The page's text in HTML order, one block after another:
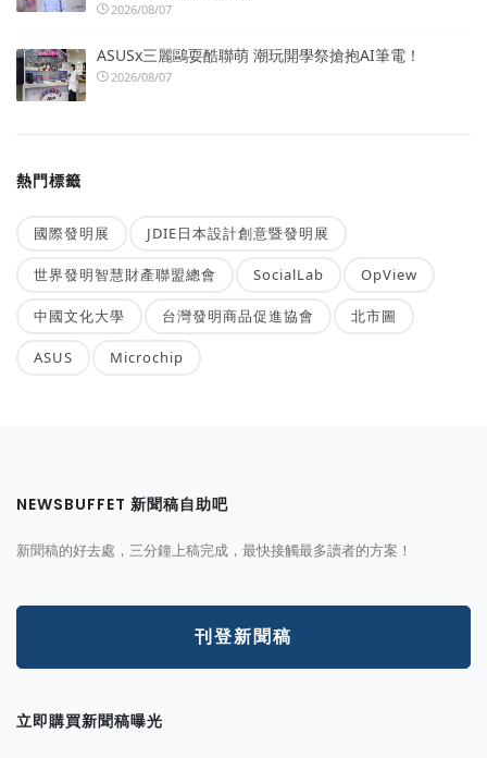
2026/08/07
ASUSx三麗鷗耍酷聯萌 潮玩開學祭搶抱AI筆電！
2026/08/07
熱門標籤
國際發明展 JDIE日本設計創意暨發明展
世界發明智慧財產聯盟總會 SocialLab OpView
中國文化大學 台灣發明商品促進協會 北市圖
ASUS Microchip
NEWSBUFFET 新聞稿自助吧
新聞稿的好去處，三分鐘上稿完成，最快接觸最多讀者的方案！
刊登新聞稿
立即購買新聞稿曝光